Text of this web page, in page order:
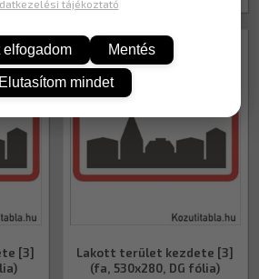
[3]
E024-F530DG
Lakott terület kezdete [3]
(fa, 530x280, DG fólia)
tájékoztató
elfogadom Mentés
Elutasítom mindet